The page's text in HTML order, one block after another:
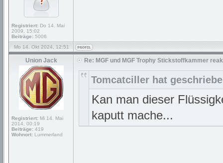
Registriert: Do 14. Mai
2009, 15:02
Beiträge: 5006
Mo 14. Okt 2024, 12:51
Union Jack
Registriert: Mi 14. Mai
2014, 00:19
Beiträge: 419
Wohnort: Lummerland
Re: MGF und MGF Trophy Stickstoffkammer
Tomcatciller hat
Kan man dieser
kaputt mache...